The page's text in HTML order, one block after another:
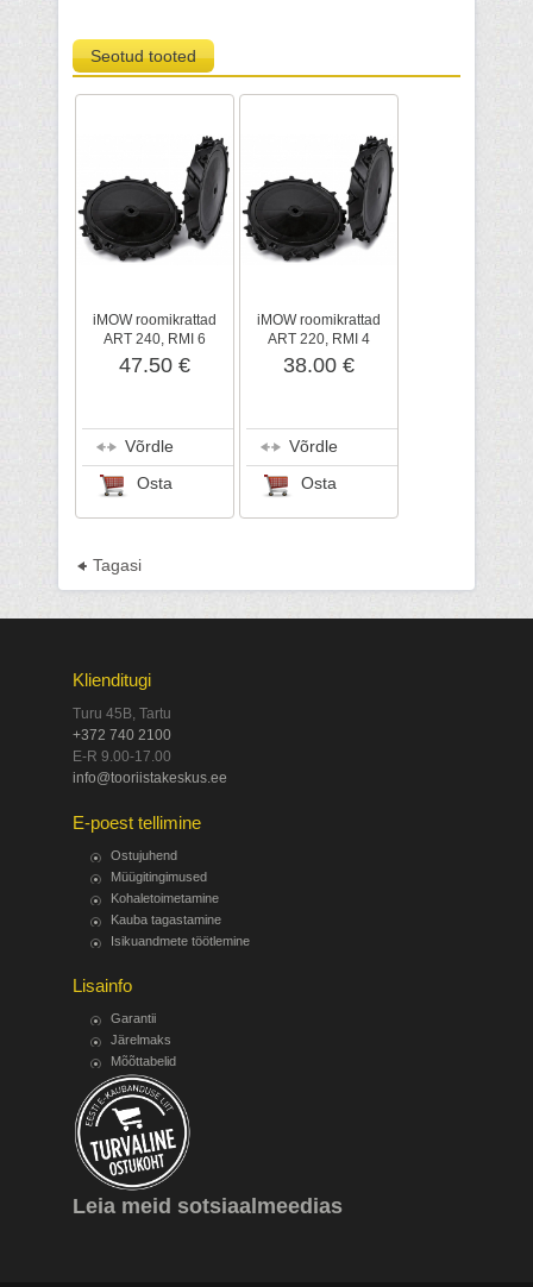
Seotud tooted
iMOW roomikrattad
ART 240, RMI 6
seeria, STIHL
47.50 €
Võrdle
Osta
iMOW roomikrattad
ART 220, RMI 4
seeria, STIHL
38.00 €
Võrdle
Osta
Tagasi
Klienditugi
Turu 45B, Tartu
+372 740 2100
E-R 9.00-17.00
info@tooriistakeskus.ee
E-poest tellimine
Ostujuhend
Müügitingimused
Kohaletoimetamine
Kauba tagastamine
Isikuandmete töötlemine
Lisainfo
Garantii
Järelmaks
Mõõttabelid
Leia meid sotsiaalmeedias